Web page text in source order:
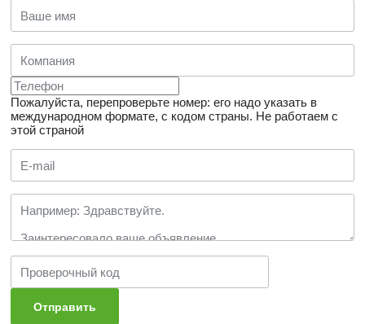
Пожалуйста, перепроверьте номер: его надо указать в
международном формате, с кодом страны. Не работаем с
этой страной